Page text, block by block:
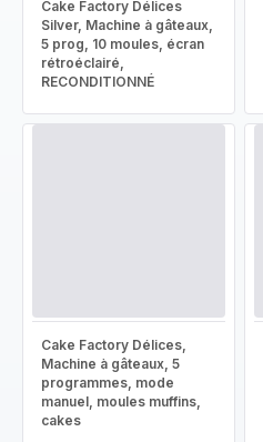
Cake Factory Délices
Silver, Machine à gâteaux,
5 prog, 10 moules, écran
rétroéclairé,
RECONDITIONNÉ
Cake Factory Délices,
Machine à gâteaux, 5
programmes, mode
manuel, moules muffins,
cakes